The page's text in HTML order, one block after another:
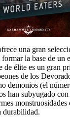
una gran
la base de un
de élite es un gran
de los
demonios (el
han subyugado
monstruosidades
durabilidad.